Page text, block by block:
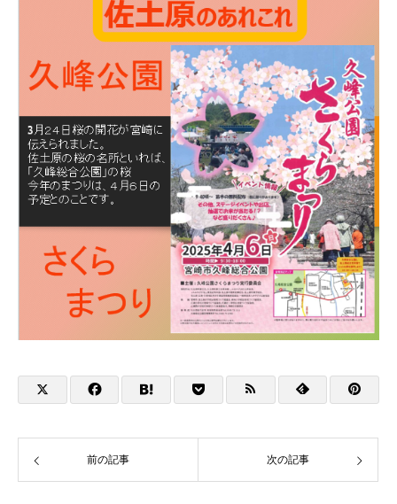
前の記事 次の記事